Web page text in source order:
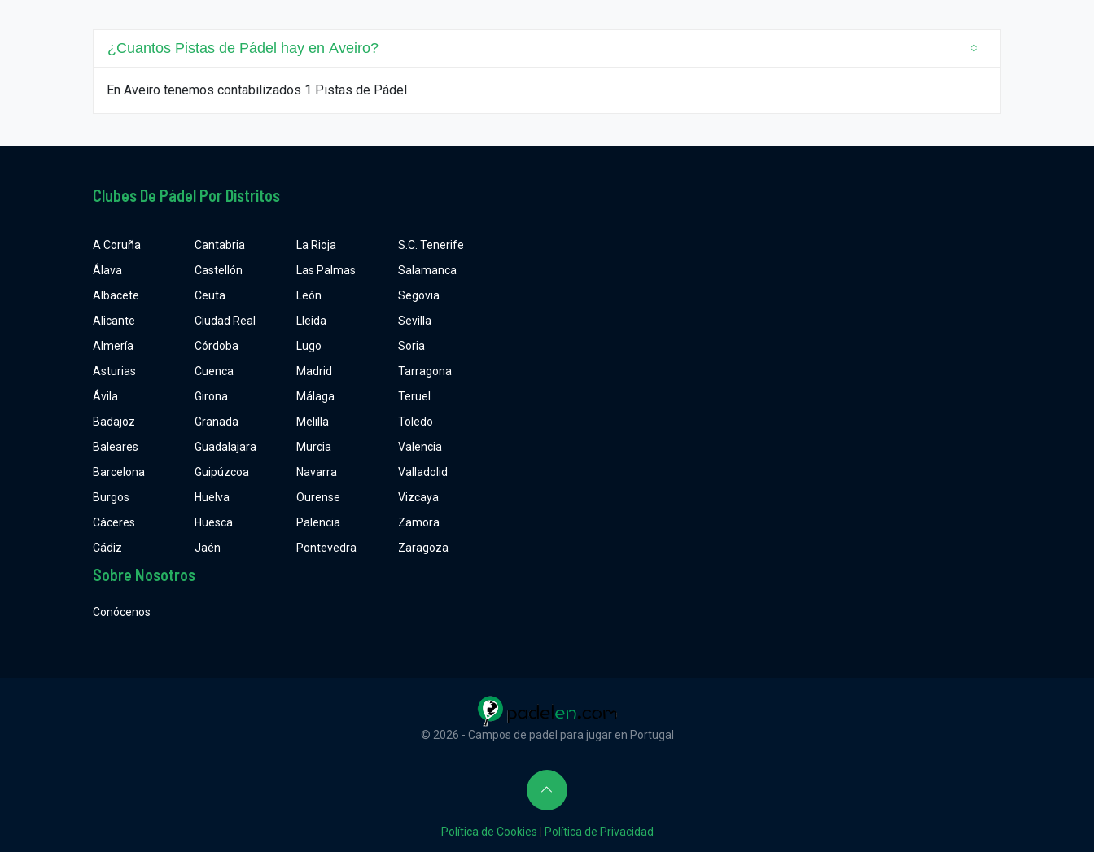
¿Cuantos Pistas de Pádel hay en Aveiro?
En Aveiro tenemos contabilizados 1 Pistas de Pádel
Clubes De Pádel Por Distritos
A Coruña
Álava
Albacete
Alicante
Almería
Asturias
Ávila
Badajoz
Baleares
Barcelona
Burgos
Cáceres
Cádiz
Cantabria
Castellón
Ceuta
Ciudad Real
Córdoba
Cuenca
Girona
Granada
Guadalajara
Guipúzcoa
Huelva
Huesca
Jaén
La Rioja
Las Palmas
León
Lleida
Lugo
Madrid
Málaga
Melilla
Murcia
Navarra
Ourense
Palencia
Pontevedra
S.C. Tenerife
Salamanca
Segovia
Sevilla
Soria
Tarragona
Teruel
Toledo
Valencia
Valladolid
Vizcaya
Zamora
Zaragoza
Sobre Nosotros
Conócenos
© 2026 - Campos de padel para jugar en Portugal
Política de Cookies Política de Privacidad